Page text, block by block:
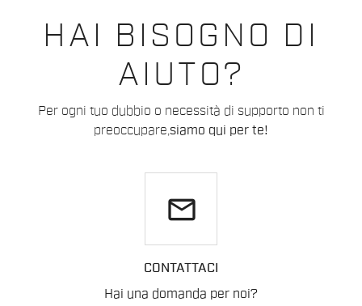
HAI BISOGNO DI
AIUTO?
Per ogni tuo dubbio o necessità di supporto non ti
preoccupare,siamo qui per te!
email
CONTATTACI
Hai una domanda per noi?